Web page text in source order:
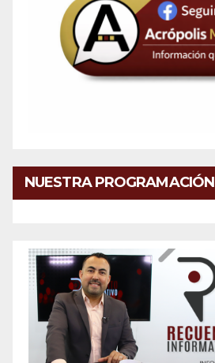
NUESTRA PROGRAMACIÓN